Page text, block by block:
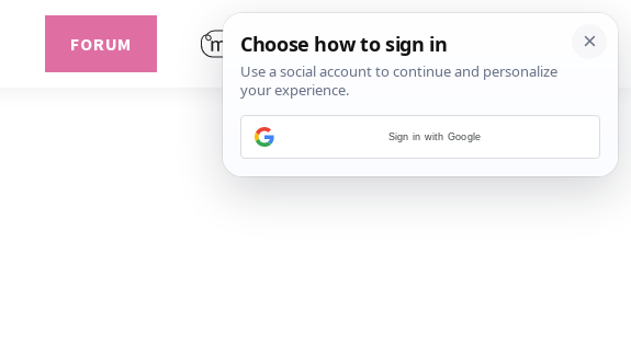
FORUM
Sign in with Google